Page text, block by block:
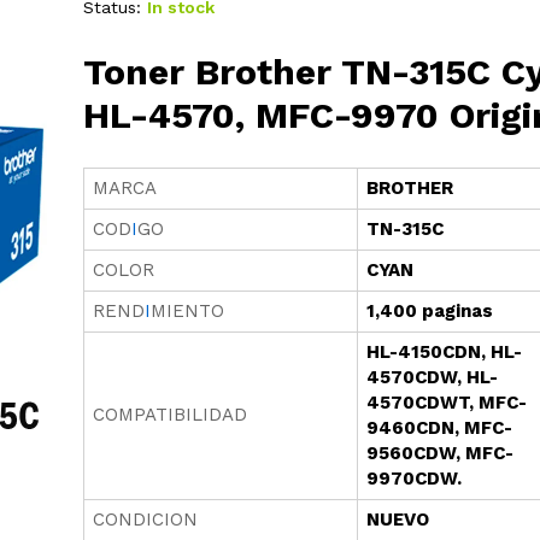
Status: In stock
Toner Brother TN-315C
HL-4570, MFC-9970
MARCA
BROTHER
CODIGO
TN-315C
COLOR
CYAN
RENDIMIENTO 1,400 paginas
COMPATIBILIDAD
HL-4150CDN, HL-
4570CDW, HL-
4570CDWT, MFC-
9460CDN, MFC-
9560CDW, MFC-
9970CDW.
CONDICION
NUEVO